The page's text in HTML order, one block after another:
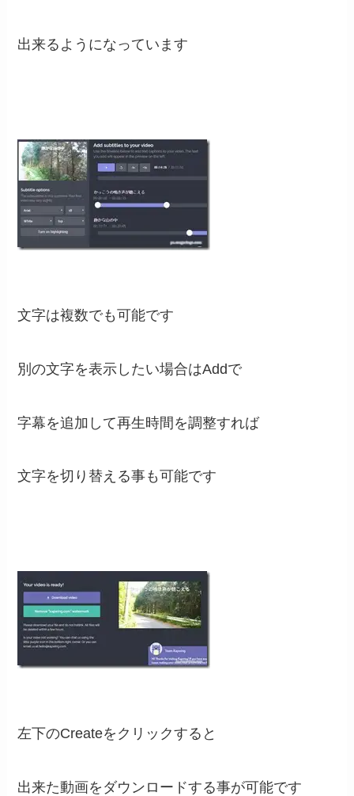
出来るようになっています
文字は複数でも可能です
別の文字を表示したい場合はAddで
字幕を追加して再生時間を調整すれば
文字を切り替える事も可能です
左下のCreateをクリックすると
出来た動画をダウンロードする事が可能です